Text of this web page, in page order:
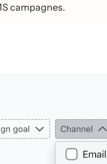
campagnes.